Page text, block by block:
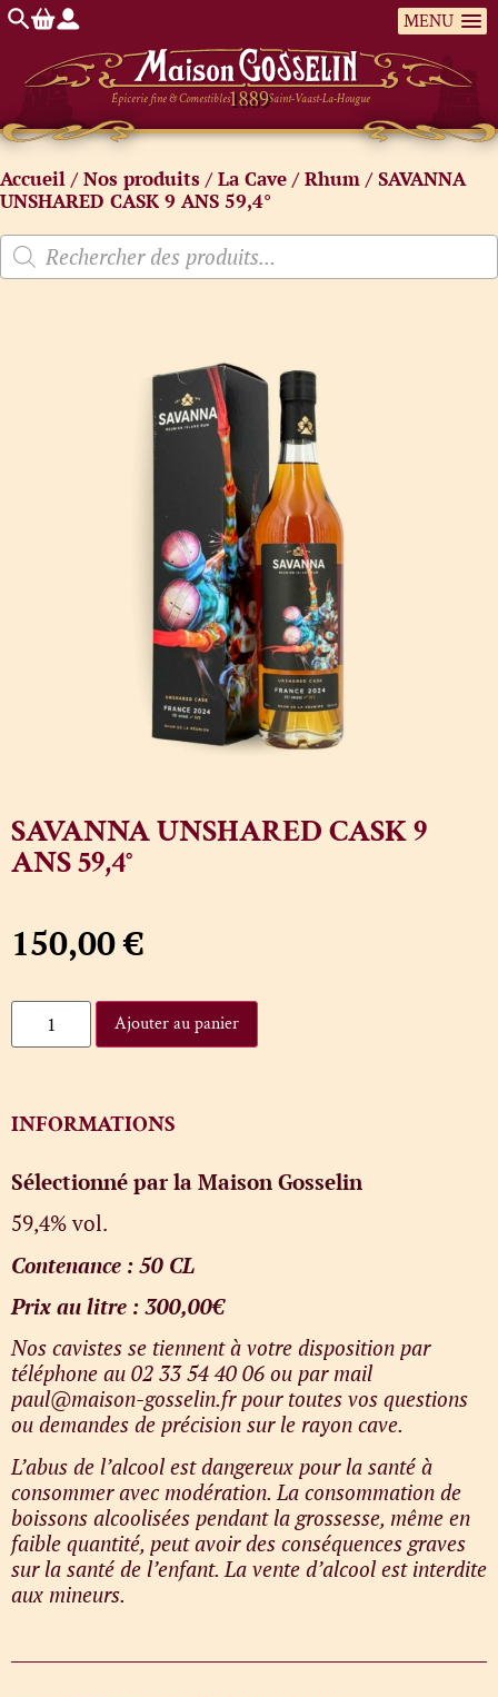
MENU
Épicerie fine & Comestibles Saint-Vaast-La-Hougue
Accueil /Nos produits /La Cave /Rhum / SAVANNA
UNSHARED CASK 9 ANS 59,4°
SAVANNA UNSHARED CASK 9
ANS 59,4°
150,00€
Ajouter au panier
INFORMATIONS
Sélectionné par la Maison Gosselin
59,4% vol.
Contenance : 50 CL
Prix au litre : 300,00€
Nos cavistes se tiennent à votre disposition par
téléphone au 02 33 54 40 06 ou par mail
paul@maison-gosselin.fr pour toutes vos questions
ou demandes de précision sur le rayon cave.
L’abus de l’alcool est dangereux pour la santé à
consommer avec modération. La consommation de
boissons alcoolisées pendant la grossesse, même en
faible quantité, peut avoir des conséquences graves
sur la santé de l’enfant. La vente d’alcool est interdite
aux mineurs.